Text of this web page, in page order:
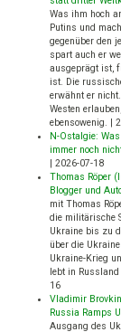
Was ihm hoch
Putins und
gegenüber den
spart auch er
ausgeprägt ist,
ist. Die
erwähnt er
Westen
ebensowenig.
N-Ostalgie:
immer noch
2026-07-18
Thomas Röper
Blogger und
mit Thomas
die militärische
Ukraine bis zu
über die
Ukraine-Krieg
lebt in
16
Vladimir
Russia Ramps
Ausgang des